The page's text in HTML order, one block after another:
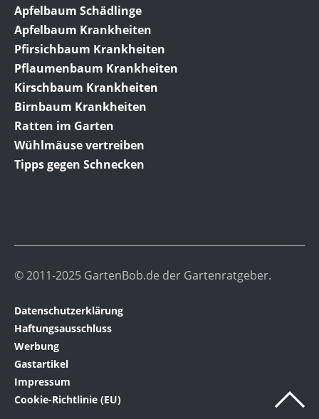
Apfelbaum Schädlinge
Apfelbaum Krankheiten
Pfirsichbaum Krankheiten
Pflaumenbaum Krankheiten
Kirschbaum Krankheiten
Birnbaum Krankheiten
Ratten im Garten
Wühlmäuse vertreiben
Tipps gegen Schnecken
© 2011-2025 GartenBob.de der Gartenratgeber.
Datenschutzerklärung
Haftungsausschluss
Werbung
Gastartikel
Impressum
Cookie-Richtlinie (EU)